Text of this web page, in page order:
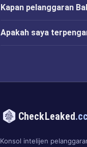
Kapan pelanggaran
Apakah saya
CheckLeaked.cc
Konsol intelijen